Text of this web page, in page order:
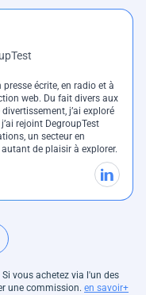
écrite, en radio et à
web. Du fait divers aux
j’ai exploré
rejoint DegroupTest
un secteur en
de plaisir à explorer.
vous achetez via l'un des
une commission. en savoir+